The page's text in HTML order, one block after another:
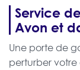
Service
Avon et
Une porte de
perturber